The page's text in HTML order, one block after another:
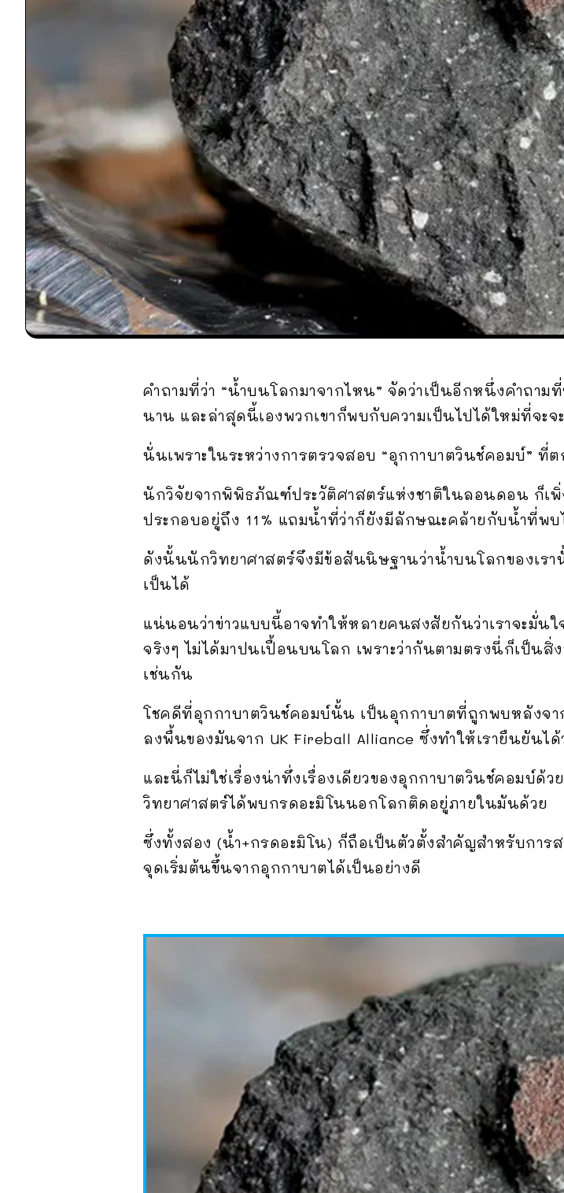
คำถามที่ว่า “น้ำบนโลกมาจากไหน” จัดว่าเป็นอีกหนึ่งคำถาม
นาน และล่าสุดนี้เองพวกเขาก็พบกับความเป็นไปได้ใหม่ที่จะจ
นั่นเพราะในระหว่างการตรวจสอบ “อุกกาบาตวินช์คอมบ์” ที่
นักวิจัยจากพิพิธภัณฑ์ประวัติศาสตร์แห่งชาติในลอนดอน ก็เ
ประกอบอยู่ถึง 11% แถมน้ำที่ว่าก็ยังมีลักษณะคล้ายกับน้ำที่พ
ดังนั้นนักวิทยาศาสตร์จึงมีข้อสันนิษฐานว่าน้ำบนโลกของเร
เป็นได้
แน่นอนว่าข่าวแบบนี้อาจทำให้หลายคนสงสัยกันว่าเราจะมั่น
จริงๆ ไม่ได้มาปนเปื้อนบนโลก เพราะว่ากันตามตรงนี่ก็เป็น
เช่นกัน
โชคดีที่อุกกาบาตวินช์คอมบ์นั้น เป็นอุกกาบาตที่ถูกพบหลังจา
ลงพื้นของมันจาก UK Fireball Alliance ซึ่งทำให้เรายืนยันไ
และนี่ก็ไม่ใช่เรื่องน่าทึ่งเรื่องเดียวของอุกกาบาตวินช์คอมบ์ด้
วิทยาศาสตร์ได้พบกรดอะมิโนนอกโลกติดอยู่ภายในมันด้วย
ซึ่งทั้งสอง (น้ำ+กรดอะมิโน) ก็ถือเป็นตัวตั้งสำคัญสำหรับกา
จุดเริ่มต้นขึ้นจากอุกกาบาตได้เป็นอย่างดี